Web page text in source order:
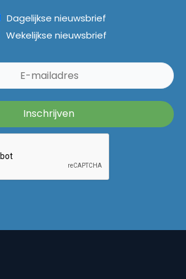
Dagelijkse nieuwsbrief
Wekelijkse nieuwsbrief